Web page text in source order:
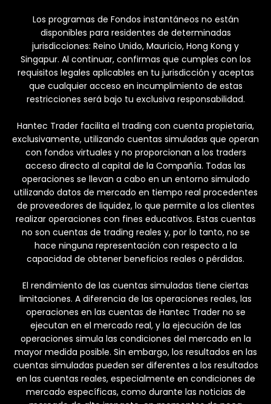
Los programas de Fondos instantáneos no están
disponibles para residentes de determinadas
jurisdicciones: Reino Unido, Mauricio, Hong Kong y
Singapur. Al continuar, confirmas que cumples con los
requisitos legales aplicables en tu jurisdicción y aceptas
que cualquier acceso en incumplimiento de estas
restricciones será bajo tu exclusiva responsabilidad.
Hantec Trader facilita el trading con cuenta propietaria,
exclusivamente, utilizando cuentas simuladas que operan
con fondos virtuales y no proporcionan a los traders
acceso directo al capital de la Compañía. Todas las
operaciones se llevan a cabo en un entorno simulado
utilizando datos de mercado en tiempo real procedentes
de proveedores de liquidez, lo que permite a los clientes
realizar operaciones con fines educativos. Estas cuentas
no son cuentas de trading reales y, por lo tanto, no se
hace ninguna representación con respecto a la
capacidad de obtener beneficios reales o pérdidas.
El rendimiento de las cuentas simuladas tiene ciertas
limitaciones. A diferencia de las operaciones reales, las
operaciones en las cuentas de Hantec Trader no se
ejecutan en el mercado real, y la ejecución de las
operaciones simula las condiciones del mercado en la
mayor medida posible. Sin embargo, los resultados en las
cuentas simuladas pueden ser diferentes a los resultados
en las cuentas reales, especialmente en condiciones de
mercado específicas, como durante las noticias de